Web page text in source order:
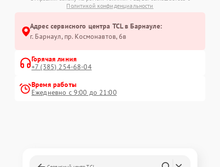
Политикой конфиденциальности
Адрес сервисного центра TCL в Барнауле:
г. Барнаул, ​пр. Космонавтов, 6в
Горячая линия
+7 (385) 254-68-04
Время работы
Ежедневно с 9:00 до 21:00